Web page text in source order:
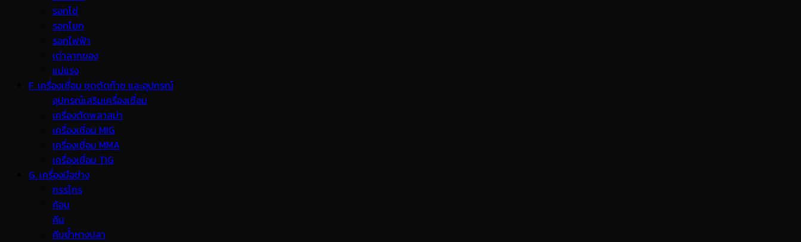
รอกโซ่
รอกโยก
รอกไฟฟ้า
เต่าลากของ
แม่แรง
F. เครื่องเชื่อม ชุดตัดก๊าซ และอุปกรณ์
อุปกรณ์เสริมเครื่องเชื่อม
เครื่องตัดพลาสม่า
เครื่องเชื่อม MIG
เครื่องเชื่อม MMA
เครื่องเชื่อม TIG
G. เครื่องมือช่าง
กรรไกร
ค้อน
คีม
คีมย้ำหางปลา